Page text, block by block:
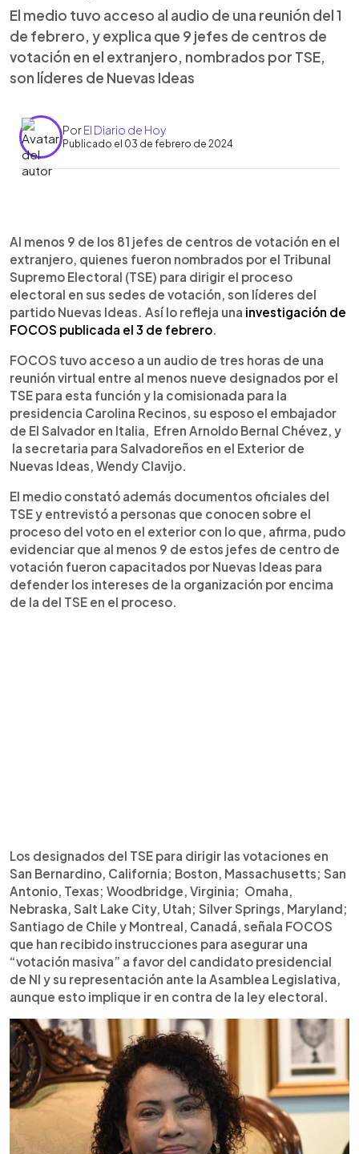
El medio tuvo acceso al audio de una reunión del 1
de febrero, y explica que 9 jefes de centros de
votación en el extranjero, nombrados por TSE,
son líderes de Nuevas Ideas
PorEl Diario de Hoy
Publicado el 03 de febrero de 2024
Escuchar artículo
Al menos 9 de los 81 jefes de centros de votación en el
extranjero, quienes fueron nombrados por el Tribunal
Supremo Electoral (TSE) para dirigir el proceso
electoral en sus sedes de votación, son líderes del
partido Nuevas Ideas. Así lo refleja una investigación de
FOCOS publicada el 3 de febrero
FOCOS tuvo acceso a un audio de tres horas de una
reunión virtual entre al menos nueve designados por el
TSE para esta función y la comisionada para la
presidencia Carolina Recinos, su esposo el embajador
de El Salvador en Italia, Efren Arnoldo Bernal Chévez, y
la secretaria para Salvadoreños en el Exterior de
Nuevas Ideas, Wendy Clavijo.
El medio constató además documentos oficiales del
TSE y entrevistó a personas que conocen sobre el
proceso del voto en el exterior con lo que, afirma, pudo
evidenciar que al menos 9 de estos jefes de centro de
votación fueron capacitados por Nuevas Ideas para
defender los intereses de la organización por encima
de la del TSE en el proceso.
Los designados del TSE para dirigir las votaciones en
San Bernardino, California; Boston, Massachusetts; San
Antonio, Texas; Woodbridge, Virginia; Omaha,
Nebraska, Salt Lake City, Utah; Silver Springs, Maryland;
Santiago de Chile y Montreal, Canadá, señala FOCOS
que han recibido instrucciones para asegurar una
“votación masiva” a favor del candidato presidencial
de NI y su representación ante la Asamblea Legislativa,
aunque esto implique ir en contra de la ley electoral.